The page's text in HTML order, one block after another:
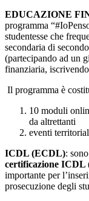
EDUCAZIONE
programma
studentesse che
secondaria di
(partecipando ad un
finanziaria,
Il programma è
10 moduli
da altrettanti
eventi
ICDL (ECDL):
certificazione ICDL
importante per
prosecuzione degli